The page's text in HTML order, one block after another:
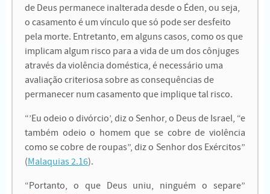
de Deus permanece inalterada desde o Éden, ou seja,
o casamento é um vínculo que só pode ser desfeito
pela morte. Entretanto, em alguns casos, como os que
implicam algum risco para a vida de um dos cônjuges
através da violência doméstica, é necessário uma
avaliação criteriosa sobre as consequências de
permanecer num casamento que implique tal risco.
“’Eu odeio o divórcio’, diz o Senhor, o Deus de Israel, “e
também odeio o homem que se cobre de violência
como se cobre de roupas”, diz o Senhor dos Exércitos”
(Malaquias 2.16).
“Portanto, o que Deus uniu, ninguém o separe”